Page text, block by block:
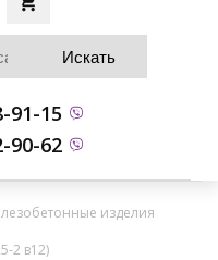
91-15
90-62
изделия
2 в12)